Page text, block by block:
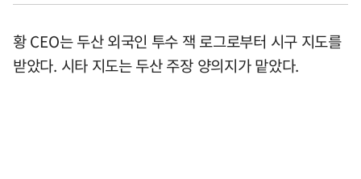
황 CEO는 두산 외국인 투수 잭 로그로부터 시구 지도를
받았다. 시타 지도는 두산 주장 양의지가 맡았다.